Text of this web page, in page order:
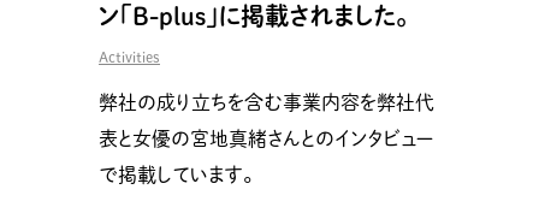
ン「B-plus」に掲載されました。
Activities
弊社の成り立ちを含む事業内容を弊社代
表と女優の宮地真緒さんとのインタビュー
で掲載しています。